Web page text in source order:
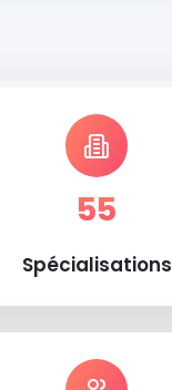
55
Spécialisations